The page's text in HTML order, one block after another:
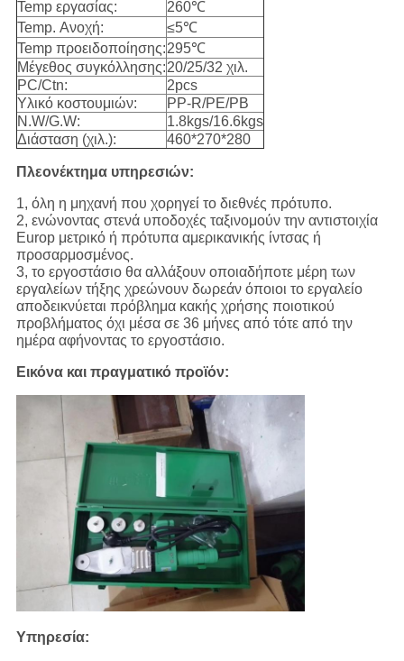
Temp εργασίας:
260℃
Temp. Ανοχή:
≤5℃
Temp προειδοποίησης:295℃
Μέγεθος συγκόλλησης:20/25/32 χιλ.
PC/Ctn:
2pcs
Υλικό κοστουμιών:
PP-R/PE/PB
N.W/G.W:
1.8kgs/16.6kgs
Διάσταση (χιλ.):
460*270*280
Πλεονέκτημα υπηρεσιών:
1, όλη η μηχανή που χορηγεί το διεθνές πρότυπο.
2, ενώνοντας στενά υποδοχές ταξινομούν την αντιστοιχία
Europ μετρικό ή πρότυπα αμερικανικής ίντσας ή
προσαρμοσμένος.
3, το εργοστάσιο θα αλλάξουν οποιαδήποτε μέρη των
εργαλείων τήξης χρεώνουν δωρεάν όποιοι το εργαλείο
αποδεικνύεται πρόβλημα κακής χρήσης ποιοτικού
προβλήματος όχι μέσα σε 36 μήνες από τότε από την
ημέρα αφήνοντας το εργοστάσιο.
Εικόνα και πραγματικό προϊόν:
Υπηρεσία: